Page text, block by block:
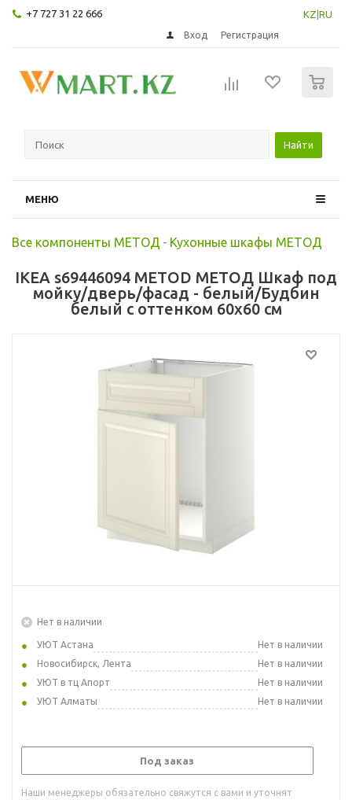
+7 727 31 22 666 KZ RU
Вход Регистрация
Найти
МЕНЮ
Все компоненты МЕТОД - Кухонные шкафы МЕТОД
IKEA s69446094 METOD МЕТОД Шкаф под
мойку/дверь/фасад - белый/Будбин
белый с оттенком 60x60 см
Нет в наличии
УЮТ Астана
Нет в наличии
Новосибирск, Лента
Нет в наличии
УЮТ в тц Апорт
Нет в наличии
УЮТ Алматы
Нет в наличии
Под заказ
Наши менеджеры обязательно свяжутся с вами и уточнят